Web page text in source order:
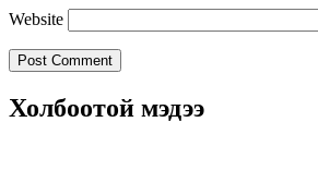
Website
Холбоотой мэдээ